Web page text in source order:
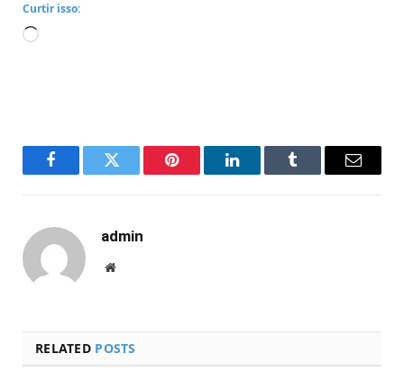
Curtir isso:
Carregando...
FacebookTwitter Pinterest LinkedInTumblr Email
admin
Website
RELATED POSTS